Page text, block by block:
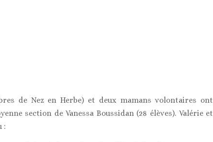
de Nez en Herbe) et deux mamans volontaires ont
section de Vanessa Boussidan (28 élèves). Valérie et
: